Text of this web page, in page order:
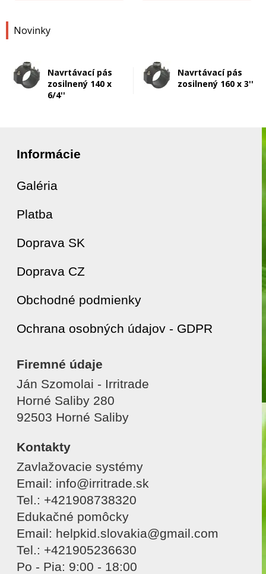
Novinky
Navrtávací pás
zosilnený 140 x
6/4''
Navrtávací pás
zosilnený 160 x 3''
Informácie
Galéria
Platba
Doprava SK
Doprava CZ
Obchodné podmienky
Ochrana osobných údajov - GDPR
Firemné údaje
Ján Szomolai - Irritrade
Horné Saliby 280
92503 Horné Saliby
Kontakty
Zavlažovacie systémy
Email: info@irritrade.sk
Tel.: +421908738320
Edukačné pomôcky
Email: helpkid.slovakia@gmail.com
Tel.: +421905236630
Po - Pia: 9:00 - 18:00